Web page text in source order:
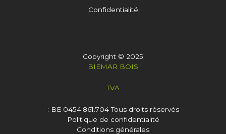
Confidentialité
Copyright © 2025
BIEMAR BOIS
TVA
: BE 0454.861.704Tous droits réservés
Politique de confidentialité
Conditions générales